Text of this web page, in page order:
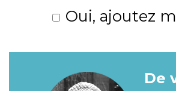
Oui, ajoutez
De